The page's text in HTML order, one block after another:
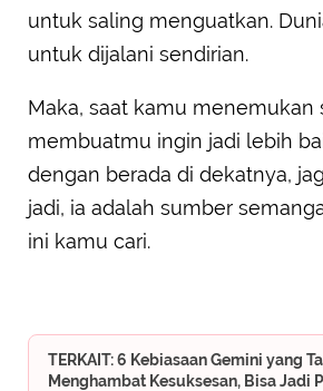
untuk saling menguatkan.
untuk dijalani sendirian.
Maka, saat kamu menemukan
membuatmu ingin jadi lebih
dengan berada di dekatnya,
jadi, ia adalah sumber
ini kamu cari.
TERKAIT: 6 Kebiasaan Gemini yang
Menghambat Kesuksesan, Bisa Jadi